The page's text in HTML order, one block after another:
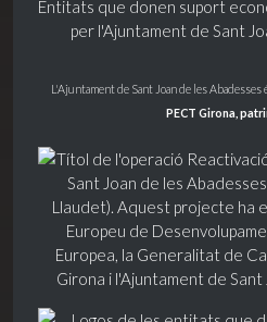
Entitats que donen suport
per l'Ajuntament de Sant
L'Ajuntament de Sant Joan de les
PECT Girona,